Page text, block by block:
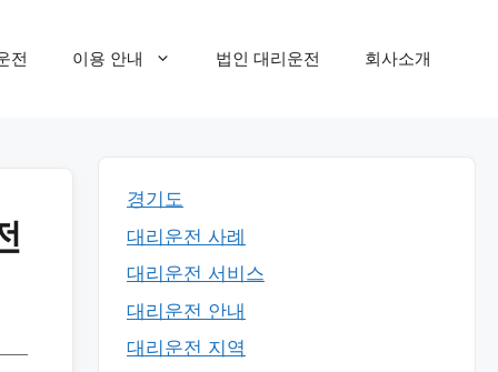
전 이용 안내 법인 대리운전 회사소개
경기도
대리운전 사례
대리운전 서비스
대리운전 안내
대리운전 지역